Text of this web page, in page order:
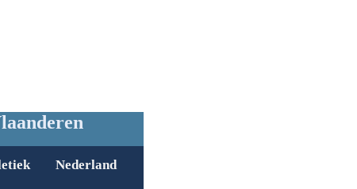
Nederland